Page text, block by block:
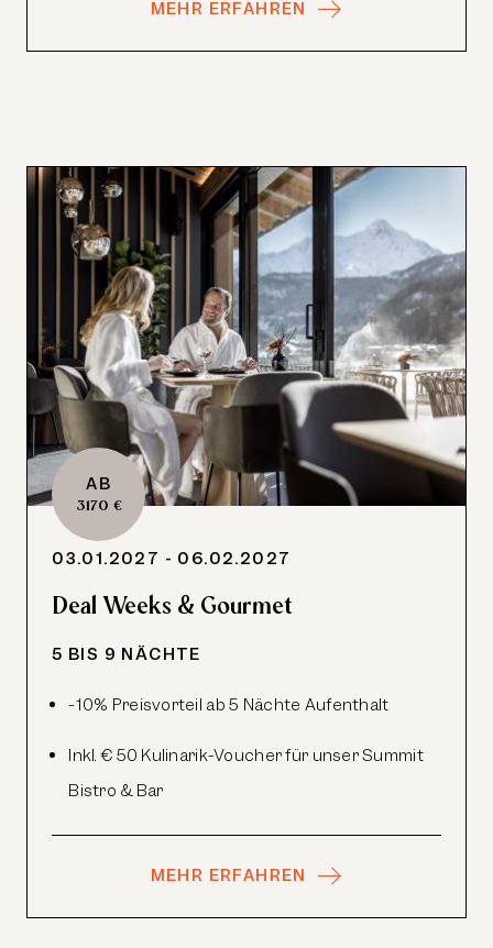
MEHR ERFAHREN
AB
3170 €
03.01.2027 - 06.02.2027
Deal Weeks & Gourmet
5 BIS 9 NÄCHTE
-10% Preisvorteil ab 5 Nächte Aufenthalt
Inkl. € 50 Kulinarik-Voucher für unser Summit
Bistro & Bar
MEHR ERFAHREN